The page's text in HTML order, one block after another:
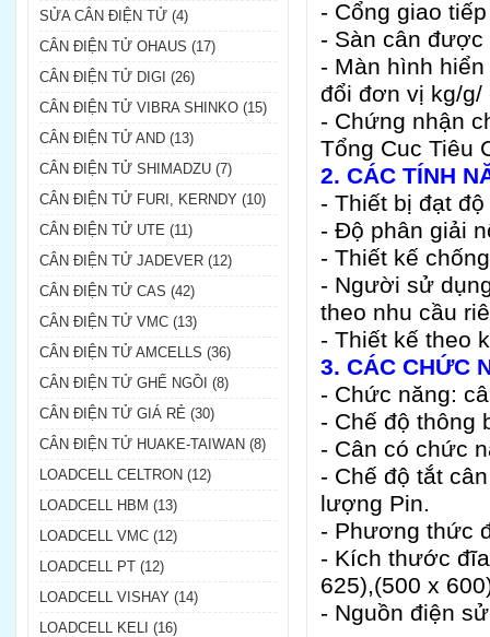
SỬA CÂN ĐIỆN TỬ (4)
CÂN ĐIỆN TỬ OHAUS (17)
CÂN ĐIỆN TỬ DIGI (26)
CÂN ĐIỆN TỬ VIBRA SHINKO (15)
CÂN ĐIỆN TỬ AND (13)
CÂN ĐIỆN TỬ SHIMADZU (7)
CÂN ĐIỆN TỬ FURI, KERNDY (10)
CÂN ĐIỆN TỬ UTE (11)
CÂN ĐIỆN TỬ JADEVER (12)
CÂN ĐIỆN TỬ CAS (42)
CÂN ĐIỆN TỬ VMC (13)
CÂN ĐIỆN TỬ AMCELLS (36)
CÂN ĐIỆN TỬ GHẾ NGỒI (8)
CÂN ĐIỆN TỬ GIÁ RẺ (30)
CÂN ĐIỆN TỬ HUAKE-TAIWAN (8)
LOADCELL CELTRON (12)
LOADCELL HBM (13)
LOADCELL VMC (12)
LOADCELL PT (12)
LOADCELL VISHAY (14)
LOADCELL KELI (16)
- Cổng giao
- Sàn cân
- Màn hình
đổi đơn vị kg/g/
- Chứng nhận
Tổng Cuc Tiêu
2. CÁC TÍNH
- Thiết bị đạt
- Độ phân giải
- Thiết kế
- Người sử
theo nhu cầu
- Thiết kế theo
3. CÁC CHỨC
- Chức năng:
- Chế độ thông
- Cân có chức
- Chế độ tắt
lượng Pin.
- Phương thức
- Kích thước
625),(500 x
- Nguồn điện